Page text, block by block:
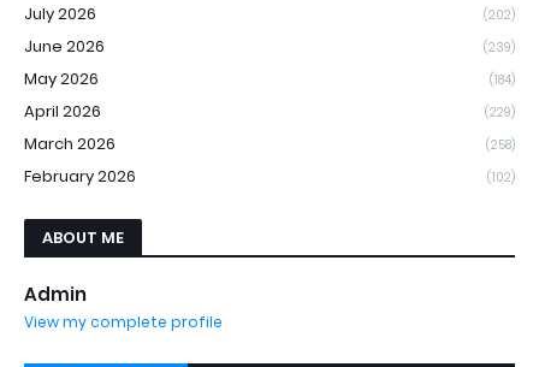
July 2026 (202)
June 2026 (239)
May 2026 (184)
April 2026 (229)
March 2026 (258)
February 2026 (102)
ABOUT ME
Admin
View my complete profile